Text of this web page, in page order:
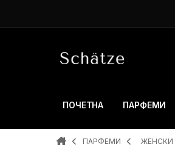
ПОЧЕТНА ПАРФЕМИ
ПАРФЕМИ ЖЕНСКИ